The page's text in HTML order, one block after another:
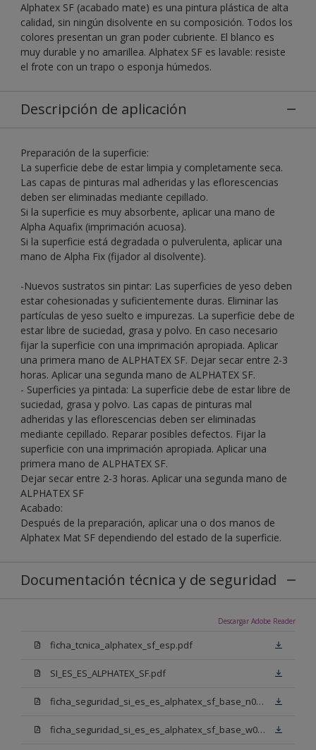
Alphatex SF (acabado mate) es una pintura plástica de alta
calidad, sin ningún disolvente en su composición. Todos los
colores presentan un gran poder cubriente. El blanco es
muy durable y no amarillea. Alphatex SF es lavable: resiste
el frote con un trapo o esponja húmedos.
Descripción de aplicación
Preparación de la superficie:
La superficie debe de estar limpia y completamente seca.
Las capas de pinturas mal adheridas y las eflorescencias
deben ser eliminadas mediante cepillado.
Si la superficie es muy absorbente, aplicar una mano de
Alpha Aquafix (imprimación acuosa).
Si la superficie está degradada o pulverulenta, aplicar una
mano de Alpha Fix (fijador al disolvente).
-Nuevos sustratos sin pintar: Las superficies de yeso deben
estar cohesionadas y suficientemente duras. Eliminar las
partículas de yeso suelto e impurezas. La superficie debe de
estar libre de suciedad, grasa y polvo. En caso necesario
fijar la superficie con una imprimación apropiada. Aplicar
una primera mano de ALPHATEX SF. Dejar secar entre 2-3
horas. Aplicar una segunda mano de ALPHATEX SF.
- Superficies ya pintada: La superficie debe de estar libre de
suciedad, grasa y polvo. Las capas de pinturas mal
adheridas y las eflorescencias deben ser eliminadas
mediante cepillado. Reparar posibles defectos. Fijar la
superficie con una imprimación apropiada. Aplicar una
primera mano de ALPHATEX SF.
Dejar secar entre 2-3 horas. Aplicar una segunda mano de
ALPHATEX SF
Acabado:
Después de la preparación, aplicar una o dos manos de
Alphatex Mat SF dependiendo del estado de la superficie.
Documentación técnica y de seguridad
Descargar Adobe Reader
ficha_tcnica_alphatex_sf_esp.pdf
SI_ES_ES_ALPHATEX_SF.pdf
ficha_seguridad_si_es_es_alphatex_sf_base_n00.pdf
ficha_seguridad_si_es_es_alphatex_sf_base_w05.pdf